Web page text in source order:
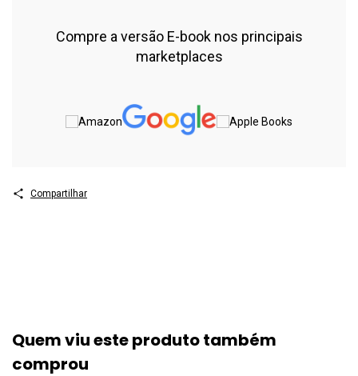
Compre a versão E-book nos principais
marketplaces
Compartilhar
Quem viu este produto também
comprou